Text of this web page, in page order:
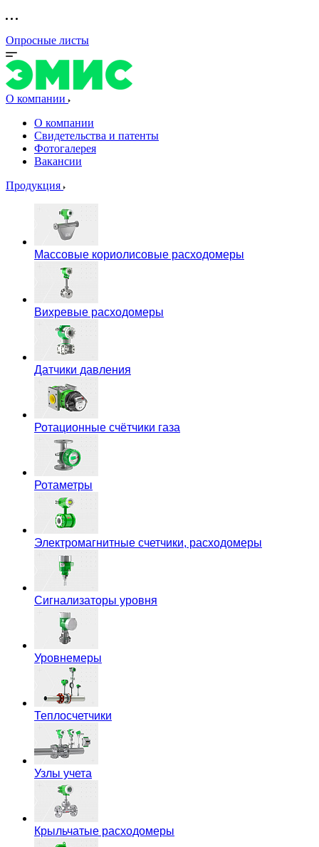
Опросные листы
О компании
О компании
Свидетельства и патенты
Фотогалерея
Вакансии
Продукция
Массовые кориолисовые расходомеры
Вихревые расходомеры
Датчики давления
Ротационные счётчики газа
Ротаметры
Электромагнитные счетчики, расходомеры
Сигнализаторы уровня
Уровнемеры
Теплосчетчики
Узлы учета
Крыльчатые расходомеры